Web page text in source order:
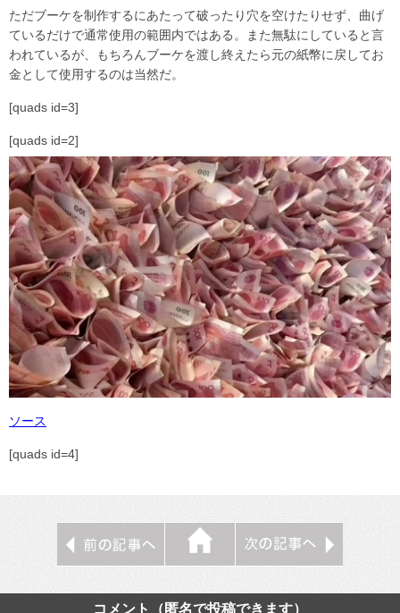
ただブーケを制作するにあたって破ったり穴を空けたりせず、曲げ
ているだけで通常使用の範囲内ではある。また無駄にしていると言
われているが、もちろんブーケを渡し終えたら元の紙幣に戻してお
金として使用するのは当然だ。
[quads id=3]
[quads id=2]
ソース
[quads id=4]
コメント（匿名で投稿できます）